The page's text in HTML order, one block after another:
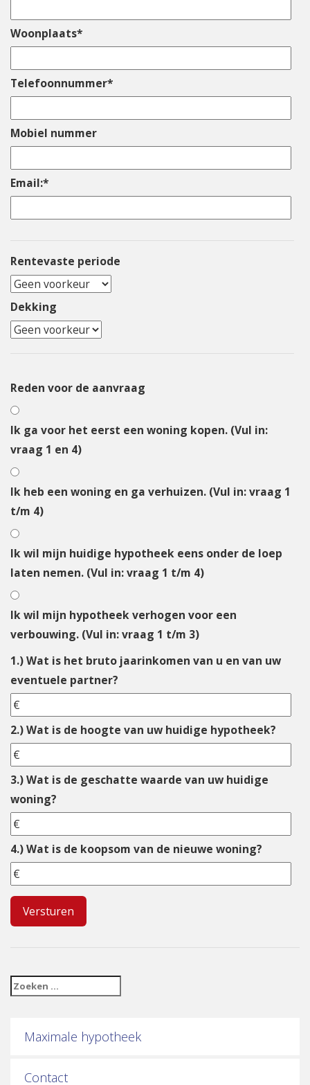
Woonplaats*
Telefoonnummer*
Mobiel nummer
Email:*
Rentevaste periode
Dekking
Reden voor de aanvraag
Ik ga voor het eerst een woning kopen. (Vul in:
vraag 1 en 4)
Ik heb een woning en ga verhuizen. (Vul in: vraag 1
t/m 4)
Ik wil mijn huidige hypotheek eens onder de loep
laten nemen. (Vul in: vraag 1 t/m 4)
Ik wil mijn hypotheek verhogen voor een
verbouwing. (Vul in: vraag 1 t/m 3)
1.) Wat is het bruto jaarinkomen van u en van uw
eventuele partner?
2.) Wat is de hoogte van uw huidige hypotheek?
3.) Wat is de geschatte waarde van uw huidige
woning?
4.) Wat is de koopsom van de nieuwe woning?
Maximale hypotheek
Contact